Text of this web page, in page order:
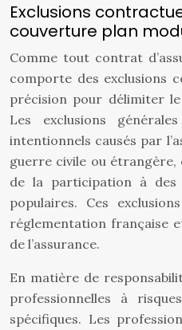
Exclusions
couverture plan
Comme tout contrat
comporte des exclusions
précision pour délimiter
Les exclusions
intentionnels causés par
guerre civile ou
de la participation à des
populaires. Ces
réglementation française
de l’assurance.
En matière de
professionnelles à
spécifiques. Les